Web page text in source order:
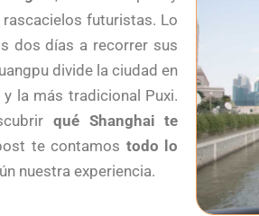
futuristas. Lo
dos días a recorrer sus
divide la ciudad en
la más tradicional Puxi.
qué Shanghai te
te contamos todo lo
nuestra experiencia.